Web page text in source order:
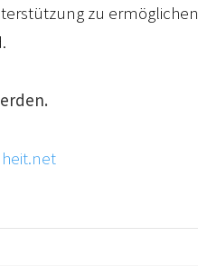
zu ermöglichen